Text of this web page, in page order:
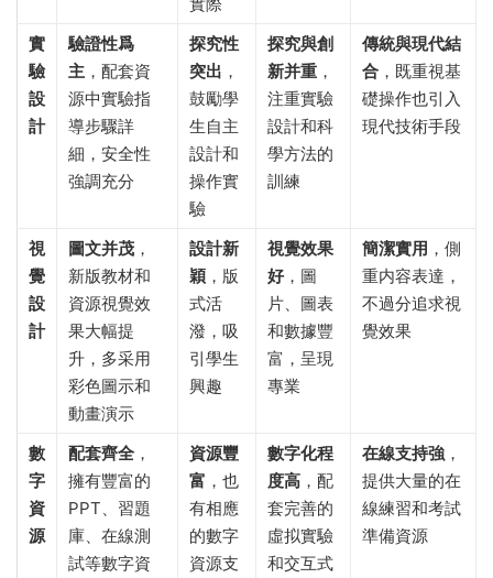
實
驗
設
計
驗證性爲
主 ，配套資
源中實驗指
導步驟詳
細，安全性
強調充分
探究性
突出 ，
鼓勵學
生自主
設計和
操作實
驗
探究與創
新并重 ，
注重實驗
設計和科
學方法的
訓練
傳統與現代結
合 ，既重視基
礎操作也引入
現代技術手段
視
覺
設
計
圖文并茂 ，
新版教材和
資源視覺效
果大幅提
升，多采用
彩色圖示和
動畫演示
設計新
穎 ，版
式活
潑，吸
引學生
興趣
視覺效果
好，圖
片、圖表
和數據豐
富，呈現
專業
簡潔實用 ，側
重内容表達，
不過分追求視
覺效果
數
字
資
源
配套齊全，
擁有豐富的
PPT、習題
庫、在線測
試等數字資
資源豐
富 ，也
有相應
的數字
資源支
數字化程
度高 ，配
套完善的
虛拟實驗
和交互式
在線支持強 ，
提供大量的在
線練習和考試
準備資源